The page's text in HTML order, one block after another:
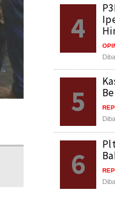
4
5
6